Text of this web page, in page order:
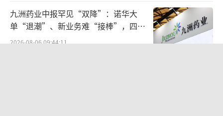
深，但收效甚微。
据格力地产官网2022年透露的信息显示，
九洲药业中报罕见“双降”：诺华大
单“退潮”、新业务难“接棒”，四大
难关待闯
2026-08-06 09:44:11